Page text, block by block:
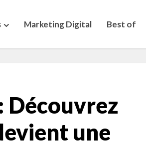
Marketing Digital Best of
Découvrez
une